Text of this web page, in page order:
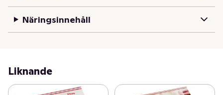
Näringsinnehåll
Liknande